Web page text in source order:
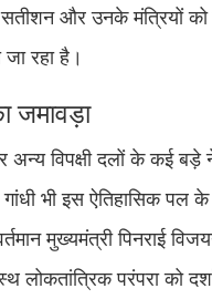
सतीशन और उनके मंत्रियों
रहा है।
जमावड़ा
विपक्षी दलों के कई
गांधी भी इस ऐतिहासिक
मुख्यमंत्री पिनराई
लोकतांत्रिक परंपरा को